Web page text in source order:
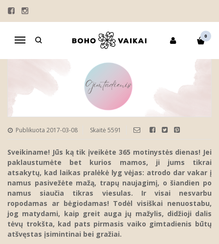
Navigacija
0
PIRMASIS VAIKO GIMTADIENIS: 5
PATARIMAI, KAIP ORGANIZUOTI
ŠVENTĘ
Publikuota 2017-03-08 Skaitė 5591
Sveikiname! Jūs ką tik įveikėte 365 motinystės dienas! Jei
paklaustumėte bet kurios mamos, ji jums tikrai
atsakytų, kad laikas pralėkė lyg vėjas: atrodo dar vakar į
namus pasivežėte mažą, trapų naujagimį, o šiandien po
namus siaučia tikras viesulas. Ir visai nesvarbu
ropodamas ar bėgiodamas! Todėl visiškai nenuostabu,
jog matydami, kaip greit auga jų mažylis, didžioji dalis
tėvų trokšta, kad pats pirmasis vaiko gimtadienis būtų
atšvęstas įsimintinai bei gražiai.